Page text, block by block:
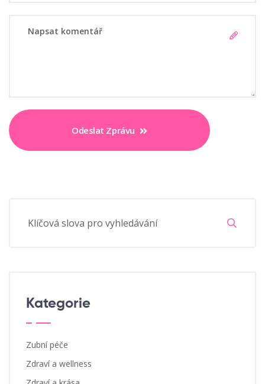
Odeslat Zprávu
Kategorie
Zubní péče
Zdraví a wellness